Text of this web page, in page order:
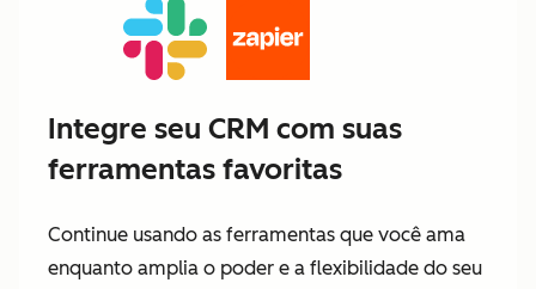
Integre seu CRM com suas
ferramentas favoritas
Continue usando as ferramentas que você ama
enquanto amplia o poder e a flexibilidade do seu